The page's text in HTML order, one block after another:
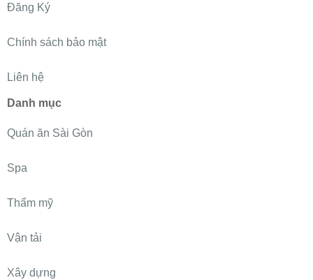
Đăng Ký
Chính sách bảo mật
Liên hệ
Danh mục
Quán ăn Sài Gòn
Spa
Thẩm mỹ
Vận tải
Xây dựng